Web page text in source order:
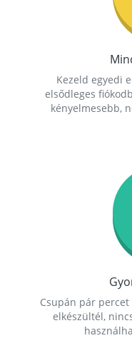
Kezeld egyedi
elsődleges
kényelmesebb,
Csupán pár
elkészültél,